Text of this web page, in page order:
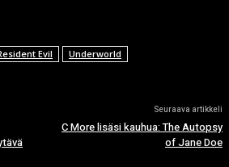
Evil Underworld
Seuraava artikkeli
C More lisäsi kauhua: The Autopsy
of Jane Doe